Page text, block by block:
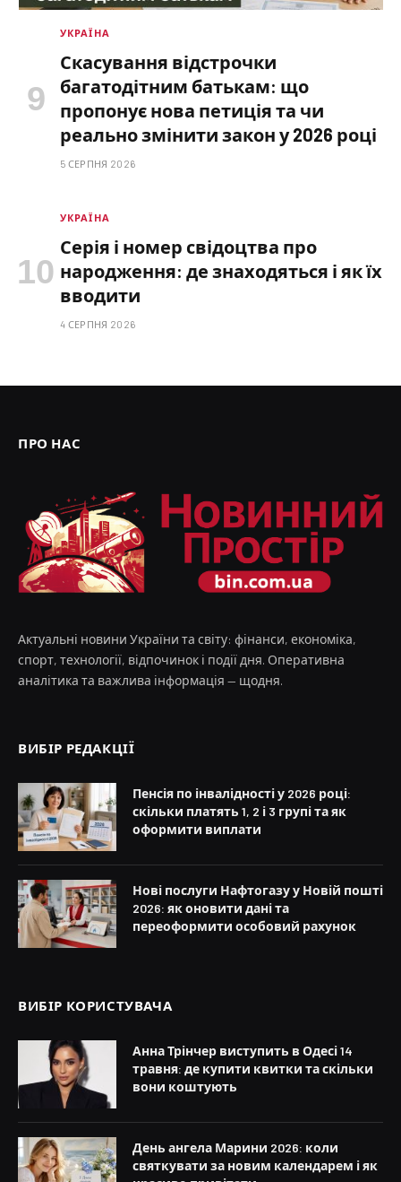
УКРАЇНА
Скасування відстрочки
багатодітним батькам: що
пропонує нова петиція та чи
реально змінити закон у 2026 році
5 СЕРПНЯ 2026
УКРАЇНА
Серія і номер свідоцтва про
народження: де знаходяться і як їх
вводити
4 СЕРПНЯ 2026
ПРО НАС
Актуальні новини України та світу: фінанси, економіка,
спорт, технології, відпочинок і події дня. Оперативна
аналітика та важлива інформація — щодня.
ВИБІР РЕДАКЦІЇ
Пенсія по інвалідності у 2026 році:
скільки платять 1, 2 і 3 групі та як
оформити виплати
Нові послуги Нафтогазу у Новій пошті
2026: як оновити дані та
переоформити особовий рахунок
ВИБІР КОРИСТУВАЧА
Анна Трінчер виступить в Одесі 14
травня: де купити квитки та скільки
вони коштують
День ангела Марини 2026: коли
святкувати за новим календарем і як